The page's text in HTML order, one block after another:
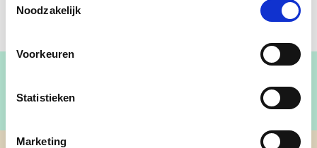
Noodzakelijk
Voorkeuren
Statistieken
Marketing